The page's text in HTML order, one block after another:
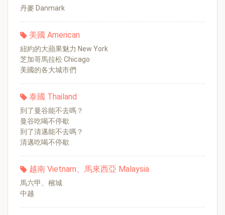
丹麥 Danmark
美國 American
紐約的大蘋果魅力 New York
芝加哥馬拉松 Chicago
美國的各大城市們
泰國 Thailand
到了曼谷能不去嗎？
曼谷吃喝不停歇
到了清邁能不去嗎？
清邁吃喝不停歇
越南 Vietnam、馬來西亞 Malaysia
馬六甲、檳城
中越